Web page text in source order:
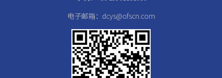
电子邮箱：dcys@ofscn.com